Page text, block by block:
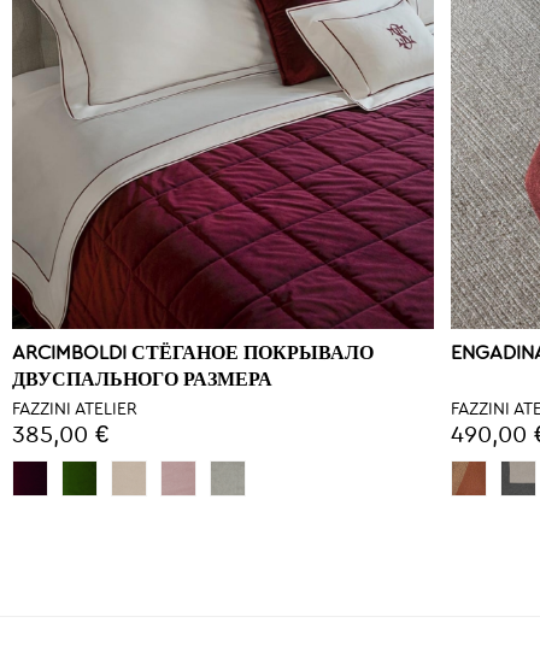
ARCIMBOLDI СТЁГАНОЕ ПОКРЫВАЛО
ДВУСПАЛЬНОГО РАЗМЕРА
FAZZINI ATELIER
385,00 €
FAZZINI
490,00